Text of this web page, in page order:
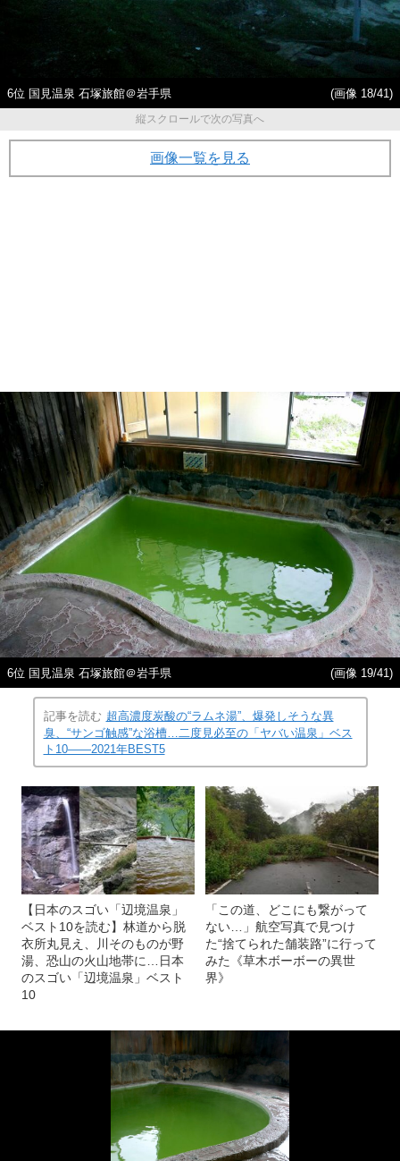
6位 国見温泉 石塚旅館＠岩手県
(画像 18/41)
縦スクロールで次の写真へ
画像一覧を見る
6位 国見温泉 石塚旅館＠岩手県 (画像 19/41)
記事を読む 超高濃度炭酸の“ラムネ湯”、爆発しそうな異
臭、“サンゴ触感”な浴槽…二度見必至の「ヤバい温泉」ベス
ト10――2021年BEST5
【日本のスゴい「辺境温泉」
ベスト10を読む】林道から脱
衣所丸見え、川そのものが野
湯、恐山の火山地帯に…日本
のスゴい「辺境温泉」ベスト
10
「この道、どこにも繋がって
ない…」航空写真で見つけ
た“捨てられた舗装路”に行って
みた《草木ボーボーの異世
界》